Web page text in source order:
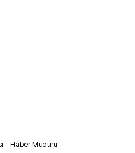
– Haber Müdürü